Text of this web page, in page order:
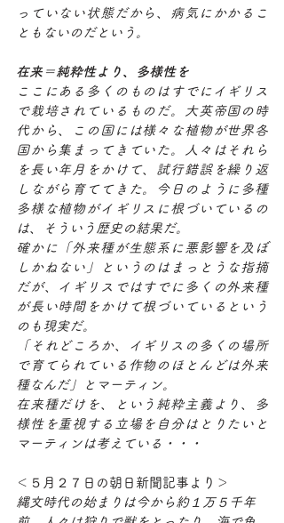
っていない状態だから、病気にかかるこ
ともないのだという。
在来＝純粋性より、多様性を
ここにある多くのものはすでにイギリス
で栽培されているものだ。大英帝国の時
代から、この国には様々な植物が世界各
国から集まってきていた。人々はそれら
を長い年月をかけて、試行錯誤を繰り返
しながら育ててきた。今日のように多種
多様な植物がイギリスに根づいているの
は、そういう歴史の結果だ。
確かに「外来種が生態系に悪影響を及ぼ
しかねない」というのはまっとうな指摘
だが、イギリスではすでに多くの外来種
が長い時間をかけて根づいているという
のも現実だ。
「それどころか、イギリスの多くの場所
で育てられている作物のほとんどは外来
種なんだ」とマーティン。
在来種だけを、という純粋主義より、多
様性を重視する立場を自分はとりたいと
マーティンは考えている・・・
＜５月２７日の朝日新聞記事より＞
縄文時代の始まりは今から約１万５千年